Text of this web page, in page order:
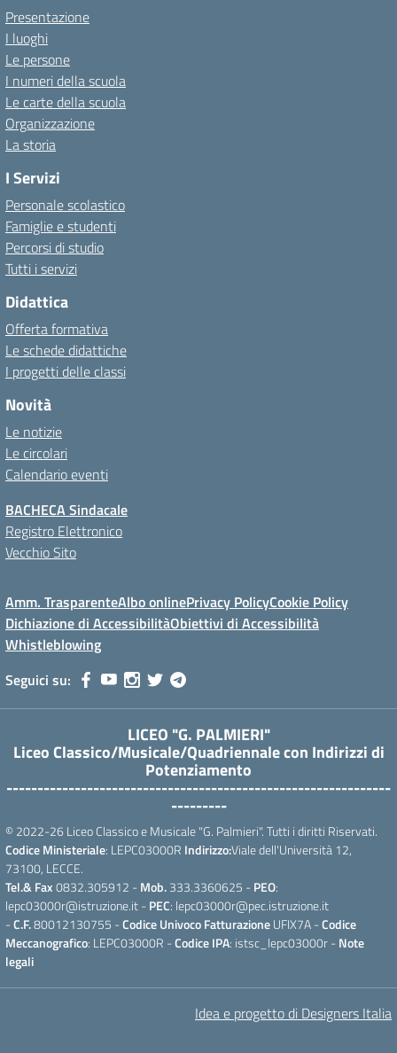
Presentazione
I luoghi
Le persone
I numeri della scuola
Le carte della scuola
Organizzazione
La storia
I Servizi
Personale scolastico
Famiglie e studenti
Percorsi di studio
Tutti i servizi
Didattica
Offerta formativa
Le schede didattiche
I progetti delle classi
Novità
Le notizie
Le circolari
Calendario eventi
BACHECA Sindacale
Registro Elettronico
Vecchio Sito
Amm. TrasparenteAlbo onlinePrivacy PolicyCookie Policy
Dichiazione di AccessibilitàObiettivi di Accessibilità
Whistleblowing
Seguici su:
LICEO "G. PALMIERI"
Liceo Classico/Musicale/Quadriennale con Indirizzi di
Potenziamento
--------------------------------------------------------------
---------
© 2022-26 Liceo Classico e Musicale "G. Palmieri". Tutti i diritti Riservati.
Codice Ministeriale: LEPC03000R Indirizzo:Viale dell'Università 12,
73100, LECCE.
Tel.& Fax0832.305912 - Mob.333.3360625 - PEO:
lepc03000r@istruzione.it - PEC: lepc03000r@pec.istruzione.it
-C.F.80012130755 -Codice Univoco FatturazioneUFIX7A -Codice
Meccanografico: LEPC03000R -Codice IPA: istsc_lepc03000r - Note
legali
Idea e progetto di Designers Italia